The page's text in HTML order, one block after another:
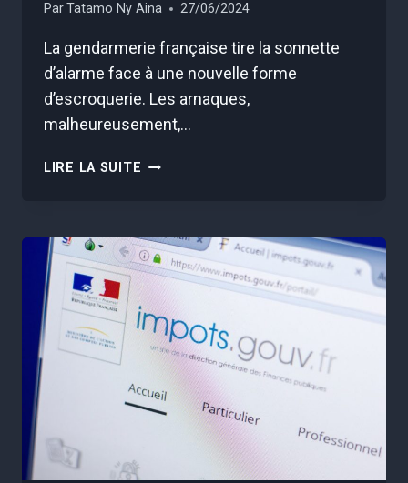
Par Tatamo Ny Aina 27/06/2024
La gendarmerie française tire la sonnette
d’alarme face à une nouvelle forme
d’escroquerie. Les arnaques,
malheureusement,…
LIRE LA SUITE QUELLE
ARNAQUE
QUI
FAIT
DES
RAVAGES
EN
FRANCE
?
LA
GENDARMERIE